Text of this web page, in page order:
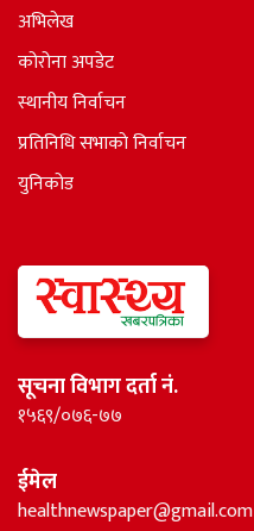
अभिलेख
कोरोना अपडेट
स्थानीय निर्वाचन
प्रतिनिधि सभाकाे निर्वाचन
युनिकोड
सूचना विभाग दर्ता नं.
१५६९/०७६-७७
ईमेल
healthnewspaper@gmail.com